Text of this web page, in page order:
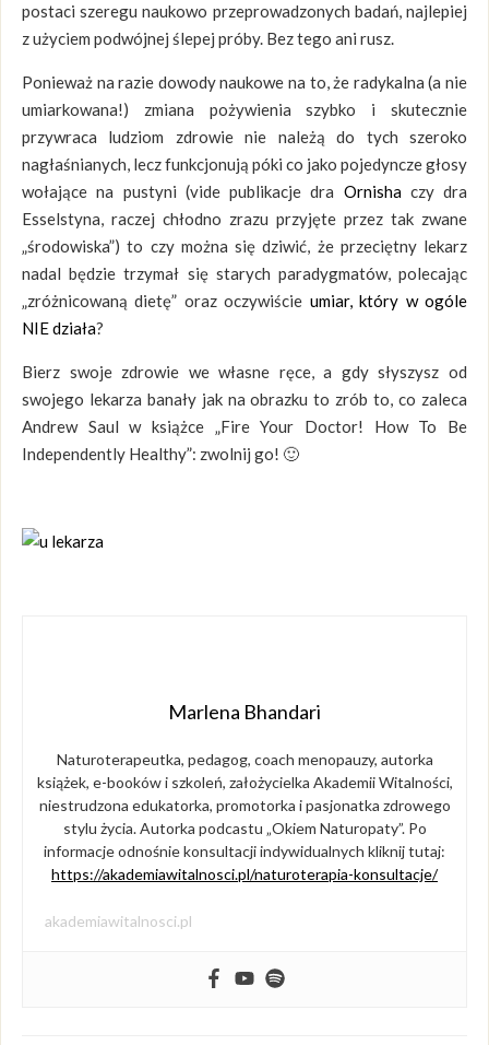
postaci szeregu naukowo przeprowadzonych badań, najlepiej
z użyciem podwójnej ślepej próby. Bez tego ani rusz.
Ponieważ na razie dowody naukowe na to, że radykalna (a nie
umiarkowana!) zmiana pożywienia szybko i skutecznie
przywraca ludziom zdrowie nie należą do tych szeroko
nagłaśnianych, lecz funkcjonują póki co jako pojedyncze głosy
wołające na pustyni (vide publikacje dra Ornishaczy dra
Esselstyna, raczej chłodno zrazu przyjęte przez tak zwane
„środowiska”) to czy można się dziwić, że przeciętny lekarz
nadal będzie trzymał się starych paradygmatów, polecając
„zróżnicowaną dietę” oraz oczywiście umiar, który w ogóle
NIE działa?
Bierz swoje zdrowie we własne ręce, a gdy słyszysz od
swojego lekarza banały jak na obrazku to zrób to, co zaleca
Andrew Saul w książce „Fire Your Doctor! How To Be
Independently Healthy”: zwolnij go! 🙂
Marlena Bhandari
Naturoterapeutka, pedagog, coach menopauzy, autorka
książek, e-booków i szkoleń, założycielka Akademii Witalności,
niestrudzona edukatorka, promotorka i pasjonatka zdrowego
stylu życia. Autorka podcastu „Okiem Naturopaty”. Po
informacje odnośnie konsultacji indywidualnych kliknij tutaj:
https://akademiawitalnosci.pl/naturoterapia-konsultacje/
akademiawitalnosci.pl